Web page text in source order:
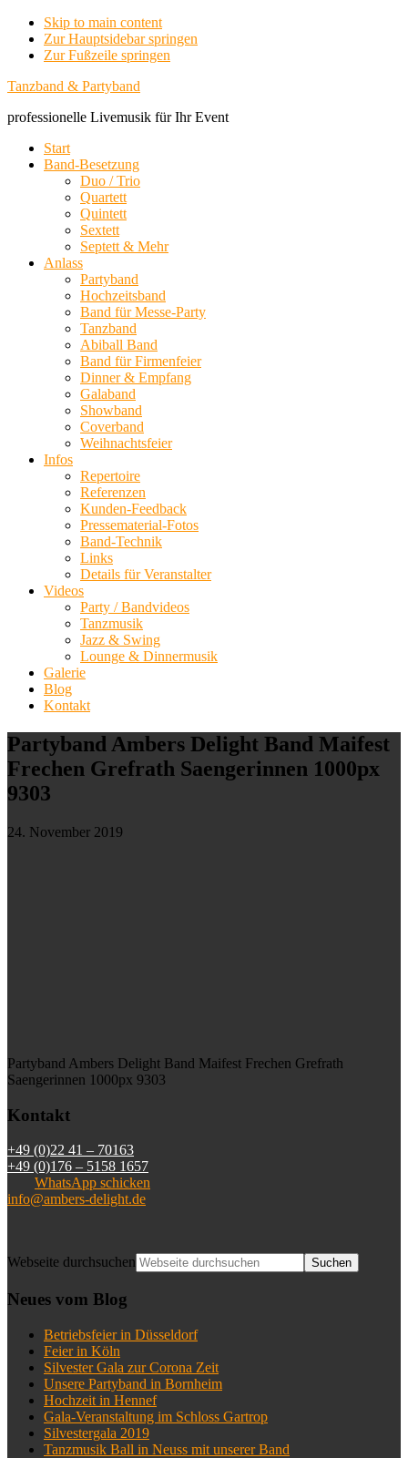
Skip to main content
Zur Hauptsidebar springen
Zur Fußzeile springen
Tanzband & Partyband
professionelle Livemusik für Ihr Event
Start
Band-Besetzung
Duo / Trio
Quartett
Quintett
Sextett
Septett & Mehr
Anlass
Partyband
Hochzeitsband
Band für Messe-Party
Tanzband
Abiball Band
Band für Firmenfeier
Dinner & Empfang
Galaband
Showband
Coverband
Weihnachtsfeier
Infos
Repertoire
Referenzen
Kunden-Feedback
Pressematerial-Fotos
Band-Technik
Links
Details für Veranstalter
Videos
Party / Bandvideos
Tanzmusik
Jazz & Swing
Lounge & Dinnermusik
Galerie
Blog
Kontakt
Partyband Ambers Delight Band Maifest
Frechen Grefrath Saengerinnen 1000px
9303
24. November 2019
Partyband Ambers Delight Band Maifest Frechen Grefrath
Saengerinnen 1000px 9303
Kontakt
+49 (0)22 41 – 70163
+49 (0)176 – 5158 1657
WhatsApp schicken
info@ambers-delight.de
Webseite durchsuchen
Neues vom Blog
Betriebsfeier in Düsseldorf
Feier in Köln
Silvester Gala zur Corona Zeit
Unsere Partyband in Bornheim
Hochzeit in Hennef
Gala-Veranstaltung im Schloss Gartrop
Silvestergala 2019
Tanzmusik Ball in Neuss mit unserer Band